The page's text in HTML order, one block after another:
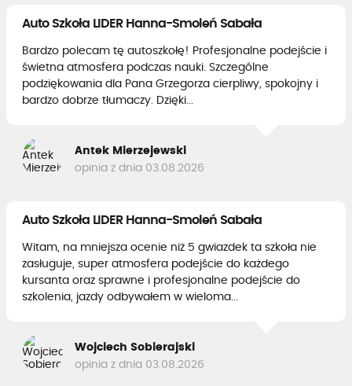
Auto Szkoła LIDER Hanna-Smoleń Sabała
Bardzo polecam tę autoszkołę! Profesjonalne podejście i
świetna atmosfera podczas nauki. Szczególne
podziękowania dla Pana Grzegorza cierpliwy, spokojny i
bardzo dobrze tłumaczy. Dzięki...
Antek Mierzejewski
opinia z dnia 03.08.2026
Auto Szkoła LIDER Hanna-Smoleń Sabała
Witam, na mniejsza ocenie niż 5 gwiazdek ta szkoła nie
zasługuje, super atmosfera podejście do każdego
kursanta oraz sprawne i profesjonalne podejście do
szkolenia, jazdy odbywałem w wieloma...
Wojciech Sobierajski
opinia z dnia 03.08.2026